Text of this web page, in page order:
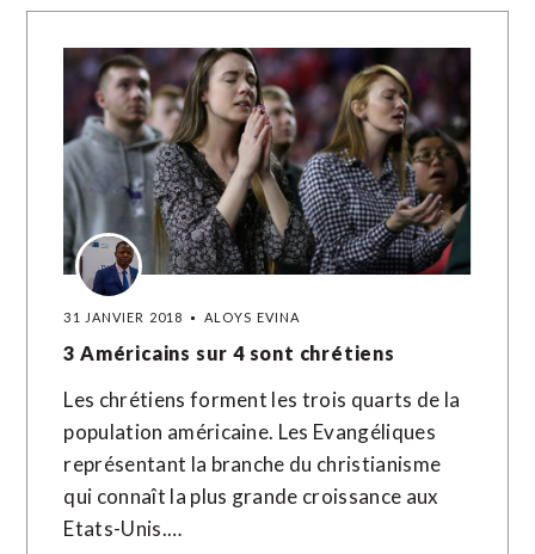
31 JANVIER 2018 ALOYS EVINA
3 Américains sur 4 sont chrétiens
Les chrétiens forment les trois quarts de la
population américaine. Les Evangéliques
représentant la branche du christianisme
qui connaît la plus grande croissance aux
Etats-Unis.…